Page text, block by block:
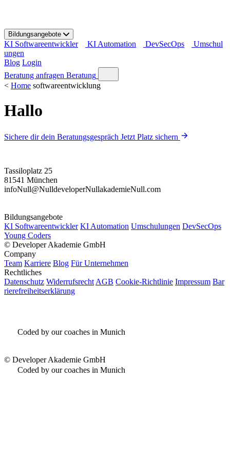
t
o
c
o
n
t
Bildungsangebote
KI Softwareentwickler KI Automation DevSecOps
Umschul
ungen
Blog Login
Beratung anfragen Beratung
< Home softwareentwicklung
Hallo
Sichere dir dein Beratungsgespräch Jetzt Platz sichern
Tassiloplatz 25
81541 München
infoNull@NulldeveloperNullakademieNull.com
Bildungsangebote
KI Softwareentwickler KI Automation Umschulungen DevSecOps
Young Coders
© Developer Akademie GmbH
Company
Team Karriere Blog Für Unternehmen
Rechtliches
Datenschutz Widerrufsrecht AGB Cookie-Richtlinie Impressum Bar
rierefreiheitserklärung
Coded by our coaches in Munich
© Developer Akademie GmbH
Coded by our coaches in Munich